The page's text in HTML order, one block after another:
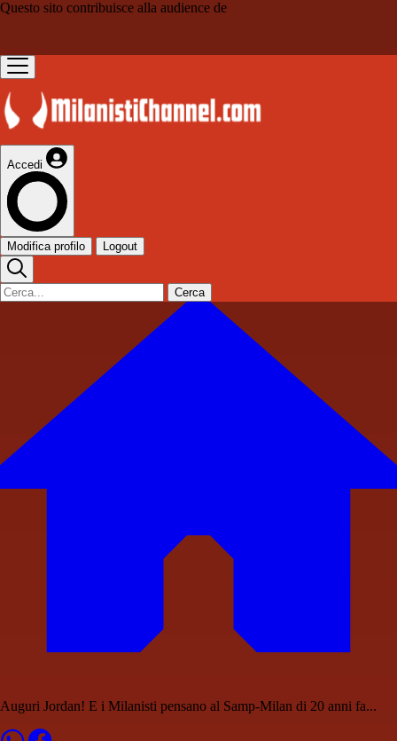
Questo sito contribuisce alla audience de
Accedi
Modifica profilo Logout
Cerca
Auguri Jordan! E i Milanisti pensano al Samp-Milan di 20 anni fa...